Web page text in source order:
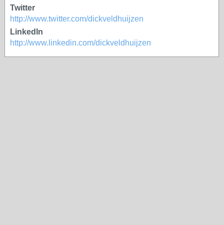
Twitter
http://www.twitter.com/dickveldhuijzen
LinkedIn
http://www.linkedin.com/dickveldhuijzen